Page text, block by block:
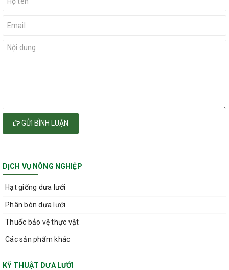
GỬI BÌNH LUẬN
DỊCH VỤ NÔNG NGHIỆP
Hạt giống dưa lưới
Phân bón dưa lưới
Thuốc bảo vệ thực vật
Các sản phẩm khác
KỸ THUẬT DƯA LƯỚI